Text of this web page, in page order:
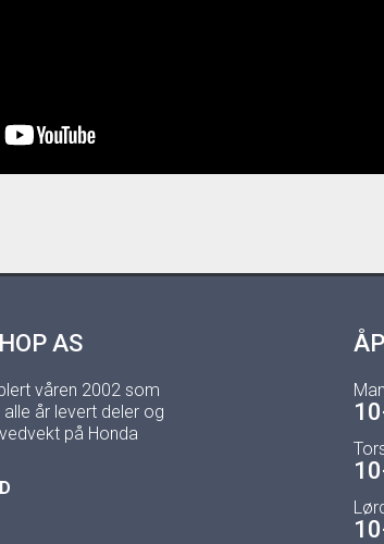
AS
våren 2002 som
år levert deler og
på Honda